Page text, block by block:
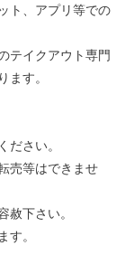
ト、アプリ等での
テイクアウト専⾨
ます。
ださい。
売等はできませ
赦下さい。
す。